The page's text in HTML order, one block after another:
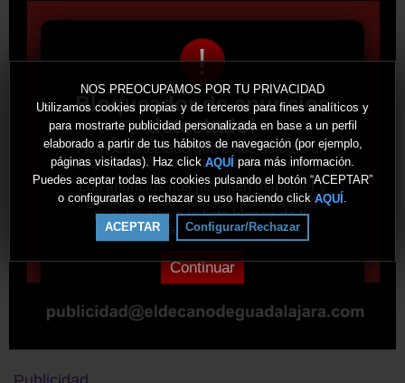
!
Bloqueador de anuncios
detectado!
Hemos detectado que estás usando un
bloqueador de anuncios en tu navegador.
Los anuncios nos permiten mantener y
gestionar este sitio. Por favor, añade
nuestro sitio a la lista blanca de tu
bloqueador de anuncios.
Continuar
NOS PREOCUPAMOS POR TU PRIVACIDAD
Utilizamos cookies propias y de terceros para fines analíticos y
para mostrarte publicidad personalizada en base a un perfil
elaborado a partir de tus hábitos de navegación (por ejemplo,
páginas visitadas). Haz click AQUÍ para más información.
Puedes aceptar todas las cookies pulsando el botón “ACEPTAR”
o configurarlas o rechazar su uso haciendo click AQUÍ .
ACEPTAR Configurar/Rechazar